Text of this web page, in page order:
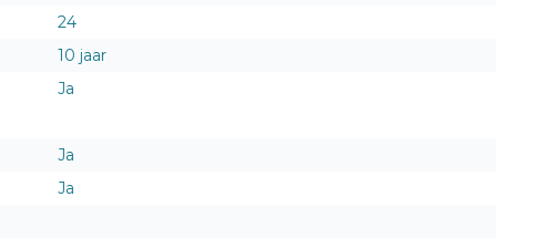
24
10 jaar
Ja
Ja
Ja